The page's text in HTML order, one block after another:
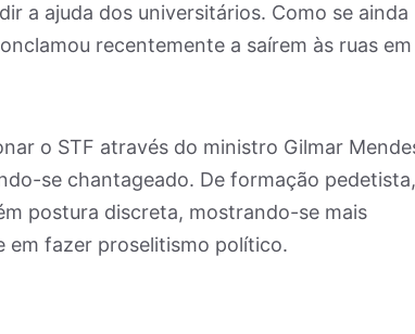
a ajuda dos universitários. Como se ainda
recentemente a saírem às ruas em
o STF através do ministro Gilmar
se chantageado. De formação pedetista,
postura discreta, mostrando-se mais
em fazer proselitismo político.